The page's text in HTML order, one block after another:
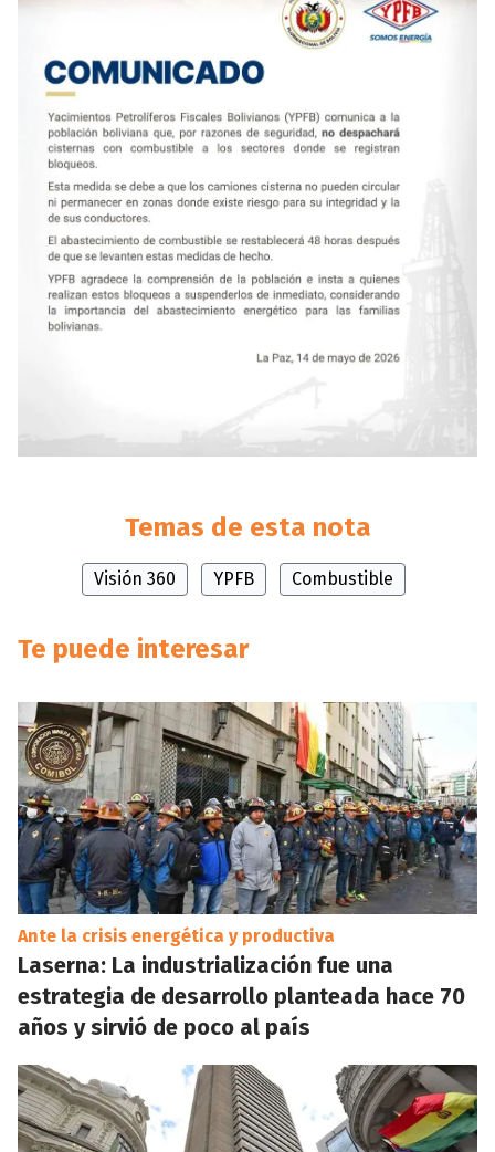
Temas de esta nota
Visión 360 YPFB Combustible
Te puede interesar
Ante la crisis energética y productiva
Laserna: La industrialización fue una
estrategia de desarrollo planteada hace 70
años y sirvió de poco al país